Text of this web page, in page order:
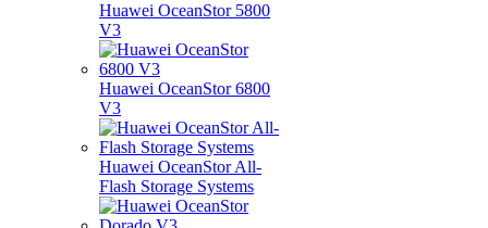
Huawei OceanStor 5800
V3
Huawei OceanStor 6800
V3
Huawei OceanStor All-
Flash Storage Systems